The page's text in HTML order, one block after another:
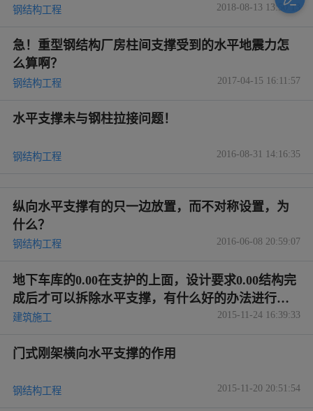
钢结构工程 2018-08-13 13:50:13
急！重型钢结构厂房柱间支撑受到的水平地震力怎
么算啊？
钢结构工程 2017-04-15 16:11:57
水平支撑未与钢柱拉接问题！
钢结构工程 2016-08-31 14:16:35
纵向水平支撑有的只一边放置，而不对称设置，为
什么？
钢结构工程 2016-06-08 20:59:07
地下车库的0.00在支护的上面，设计要求0.00结构完
成后才可以拆除水平支撑，有什么好的办法进行拆
除
建筑施工 2015-11-24 16:39:33
门式刚架横向水平支撑的作用
钢结构工程 2015-11-20 20:51:54